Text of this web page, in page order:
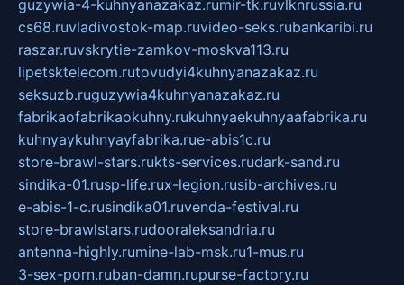
guzywia-4-kuhnyanazakaz.rumir-tk.ruvlknrussia.ru
cs68.ruvladivostok-map.ruvideo-seks.rubankaribi.ru
raszar.ruvskrytie-zamkov-moskva113.ru
lipetsktelecom.rutovudyi4kuhnyanazakaz.ru
seksuzb.ruguzywia4kuhnyanazakaz.ru
fabrikaofabrikaokuhny.rukuhnyaekuhnyaafabrika.ru
kuhnyaykuhnyayfabrika.rue-abis1c.ru
store-brawl-stars.rukts-services.rudark-sand.ru
sindika-01.rusp-life.rux-legion.rusib-archives.ru
e-abis-1-c.rusindika01.ruvenda-festival.ru
store-brawlstars.rudooraleksandria.ru
antenna-highly.rumine-lab-msk.ru1-mus.ru
3-sex-porn.ruban-damn.rupurse-factory.ru